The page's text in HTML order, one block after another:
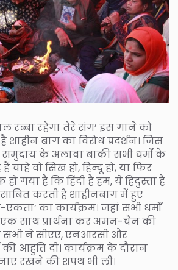
रब्बा रहेगा तेरे संग’ इस गाने को
बाग का विरोध प्रदर्शन। जिस
के अलावा बाकी सभी धर्मों के
वो सिख हो, हिन्दू हो, या फिर
गया है कि हिंदी हैं हम, ये हिंदुस्तां है
करती है शाहीनबाग में हुए
का कार्यक्रम। जहां सभी धर्मों
साथ प्रार्थना कर अमन-चैन की
सभी ने सीएए, एनआरसी और
आहुति दी। कार्यक्रम के दौरान
रखने की शपथ भी ली।